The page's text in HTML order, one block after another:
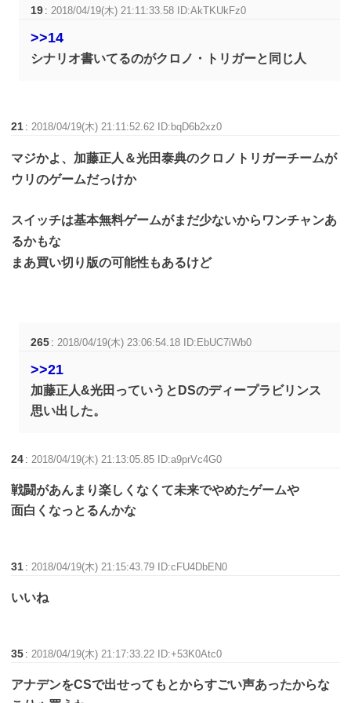
19 : 2018/04/19(木) 21:11:33.58 ID:AkTKUkFz0
>>14
シナリオ書いてるのがクロノ・トリガーと同じ人
21 : 2018/04/19(木) 21:11:52.62 ID:bqD6b2xz0
マジかよ、加藤正人＆光田泰典のクロノトリガーチームが
ウリのゲームだっけか
スイッチは基本無料ゲームがまだ少ないからワンチャンあ
るかもな
まあ買い切り版の可能性もあるけど
265 :2018/04/19(木) 23:06:54.18 ID:EbUC7iWb0
>>21
加藤正人&光田っていうとDSのディープラビリンス
思い出した。
24 :2018/04/19(木) 21:13:05.85 ID:a9prVc4G0
戦闘があんまり楽しくなくて未来でやめたゲームや
面白くなっとるんかな
31 :2018/04/19(木) 21:15:43.79 ID:cFU4DbEN0
いいね
35 :2018/04/19(木) 21:17:33.22 ID:+53K0Atc0
アナデンをCSで出せってもとからすごい声あったからな